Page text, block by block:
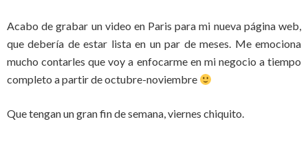
Acabo de grabar un video en Paris para mi nueva página web,
que debería de estar lista en un par de meses. Me emociona
mucho contarles que voy a enfocarme en mi negocio a tiempo
completo a partir de octubre-noviembre
Que tengan un gran fin de semana, viernes chiquito.